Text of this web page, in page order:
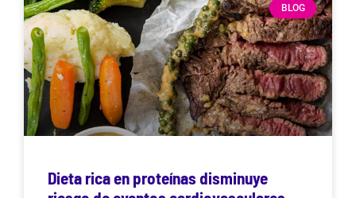
BLOG
Dieta rica en proteínas disminuye